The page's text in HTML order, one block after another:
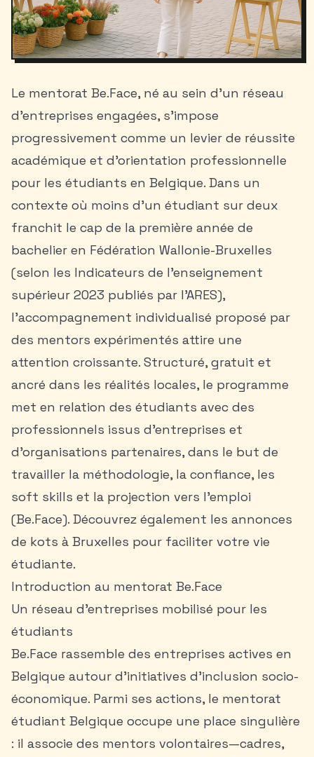
Le mentorat Be.Face, né au sein d’un réseau
d’entreprises engagées, s’impose
progressivement comme un levier de réussite
académique et d’orientation professionnelle
pour les étudiants en Belgique. Dans un
contexte où moins d’un étudiant sur deux
franchit le cap de la première année de
bachelier en Fédération Wallonie-Bruxelles
(selon les Indicateurs de l’enseignement
supérieur 2023 publiés par l’ARES),
l’accompagnement individualisé proposé par
des mentors expérimentés attire une
attention croissante. Structuré, gratuit et
ancré dans les réalités locales, le programme
met en relation des étudiants avec des
professionnels issus d’entreprises et
d’organisations partenaires, dans le but de
travailler la méthodologie, la confiance, les
soft skills et la projection vers l’emploi
(Be.Face). Découvrez également les annonces
de kots à Bruxelles pour faciliter votre vie
étudiante.
Introduction au mentorat Be.Face
Un réseau d’entreprises mobilisé pour les
étudiants
Be.Face rassemble des entreprises actives en
Belgique autour d’initiatives d’inclusion socio-
économique. Parmi ses actions, le mentorat
étudiant Belgique occupe une place singulière
: il associe des mentors volontaires—cadres,